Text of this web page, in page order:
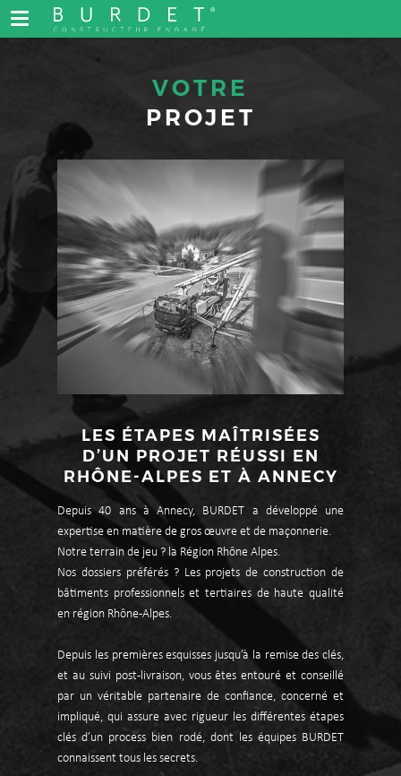
VOTRE
PROJET
LES ÉTAPES MAÎTRISÉES
D’UN PROJET RÉUSSI EN
RHÔNE-ALPES ET À ANNECY
Depuis 40 ans à Annecy, BURDET a développé une
expertise en matière de gros œuvre et de maçonnerie.
Notre terrain de jeu ? la Région Rhône Alpes.
Nos dossiers préférés ? Les projets de construction de
bâtiments professionnels et tertiaires de haute qualité
en région Rhône-Alpes.
Depuis les premières esquisses jusqu’à la remise des clés,
et au suivi post-livraison, vous êtes entouré et conseillé
par un véritable partenaire de confiance, concerné et
impliqué, qui assure avec rigueur les différentes étapes
clés d’un process bien rodé, dont les équipes BURDET
connaissent tous les secrets.